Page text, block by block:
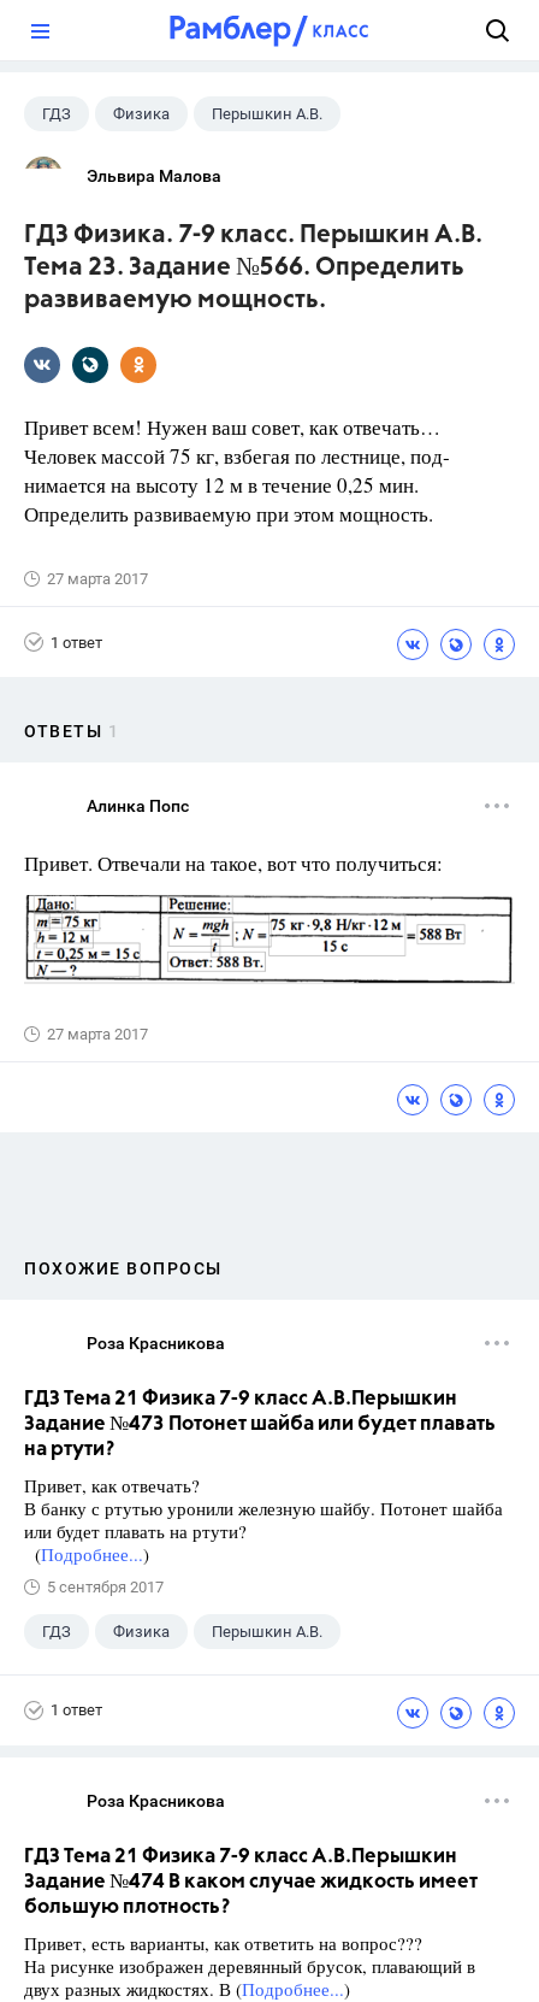
ГДЗ Физика Перышкин А.В.
Школа
Эльвира Малова
ГДЗ Физика. 7-9 класс. Перышкин А.В.
Тема 23. Задание №566. Определить
развиваемую мощность.
Привет всем! Нужен ваш совет, как отвечать…
Человек массой 75 кг, взбегая по лестнице, под­
нимается на высоту 12 м в течение 0,25 мин.
Определить развиваемую при этом мощность.
27 марта 2017
1 ответ
ОТВЕТЫ 1
Алинка Попс
Привет. Отвечали на такое, вот что получиться:
27 марта 2017
ПОХОЖИЕ ВОПРОСЫ
Роза Красникова
ГДЗ Тема 21 Физика 7-9 класс А.В.Перышкин
Задание №473 Потонет шайба или будет плавать
на ртути?
Привет, как отвечать?
В банку с ртутью уронили железную шайбу. По­тонет шайба
или будет плавать на ртути?
(Подробнее...)
5 сентября 2017
ГДЗ Физика Перышкин А.В.
1 ответ
Роза Красникова
ГДЗ Тема 21 Физика 7-9 класс А.В.Перышкин
Задание №474 В каком случае жидкость имеет
большую плотность?
Привет, есть варианты, как ответить на вопрос???
На рисунке изображен деревянный брусок, плавающий в
двух разных жидкостях. В (Подробнее...)